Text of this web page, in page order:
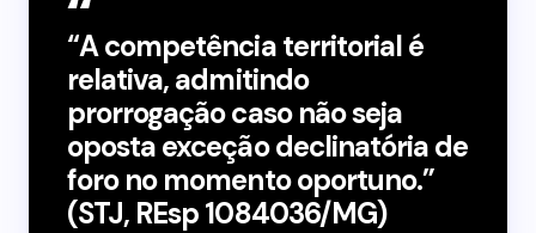
“A competência territorial é
relativa, admitindo
prorrogação caso não seja
oposta exceção declinatória de
foro no momento oportuno.”
(STJ, REsp 1084036/MG)